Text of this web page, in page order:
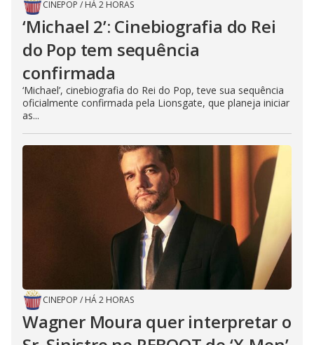
CINEPOP / HÁ 2 HORAS
‘Michael 2’: Cinebiografia do Rei
do Pop tem sequência
confirmada
‘Michael’, cinebiografia do Rei do Pop, teve sua sequência
oficialmente confirmada pela Lionsgate, que planeja iniciar
as...
CINEPOP / HÁ 2 HORAS
Wagner Moura quer interpretar o